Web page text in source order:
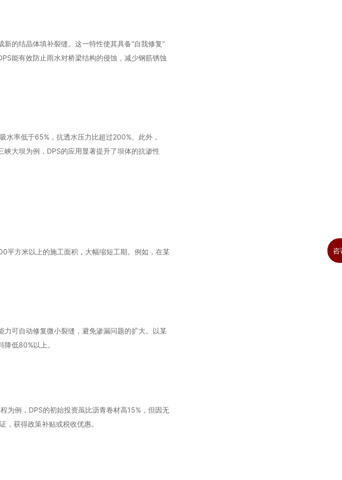
的结晶体填补裂缝。这一特性使其具备“自我修复”
能有效防止雨水对桥梁结构的侵蚀，减少钢筋锈蚀
水率低于65%，抗透水压力比超过200%。此外，
大坝为例，DPS的应用显著提升了坝体的抗渗性
平方米以上的施工面积，大幅缩短工期。例如，在某
可自动修复微小裂缝，避免渗漏问题的扩大。以某
低80%以上。
为例，DPS的初始投资虽比沥青卷材高15%，但因无
获得政策补贴或税收优惠。
咨